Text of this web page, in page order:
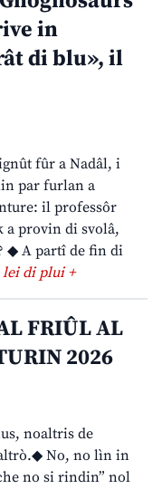
in
di blu», il
fûr a Nadâl, i
par furlan a
il professôr
a provin di svolâ,
◆ A partî de fin di
lei di plui +
FRIÛL AL
2026
noaltris de
No, no lìn in
no si rindin” nol